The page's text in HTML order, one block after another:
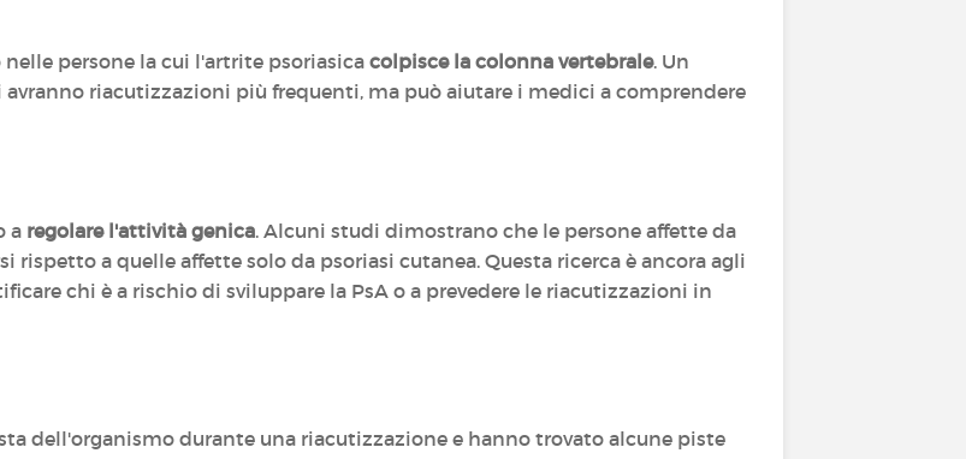
persone la cui l'artrite psoriasica colpisce la colonna vertebrale. Un
riacutizzazioni più frequenti, ma può aiutare i medici a comprendere
a regolare l'attività genica. Alcuni studi dimostrano che le persone affette da
a quelle affette solo da psoriasi cutanea. Questa ricerca è ancora agli
chi è a rischio di sviluppare la PsA o a prevedere le riacutizzazioni in
dell'organismo durante una riacutizzazione e hanno trovato alcune piste